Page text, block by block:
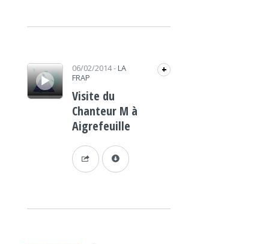
Lecteur audio 06/02/2014- LA
FRAP
+
Visite du
Chanteur M à
Aigrefeuille